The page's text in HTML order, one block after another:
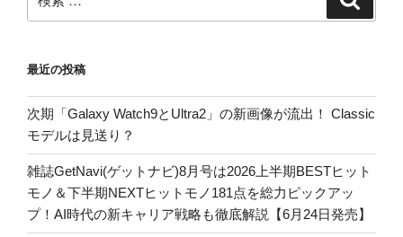
索:
最近の投稿
次期「Galaxy Watch9とUltra2」の新画像が流出！ Classic
モデルは見送り？
雑誌GetNavi(ゲットナビ)8月号は2026上半期BESTヒット
モノ＆下半期NEXTヒットモノ181点を総力ピックアッ
プ！AI時代の新キャリア戦略も徹底解説【6月24日発売】